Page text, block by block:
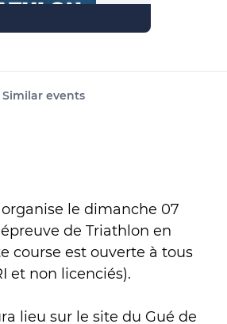
Similar events
organise le dimanche 07
de Triathlon en
course est ouverte à tous
et non licenciés).
lieu sur le site du Gué de